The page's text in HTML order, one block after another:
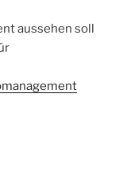
aussehen soll